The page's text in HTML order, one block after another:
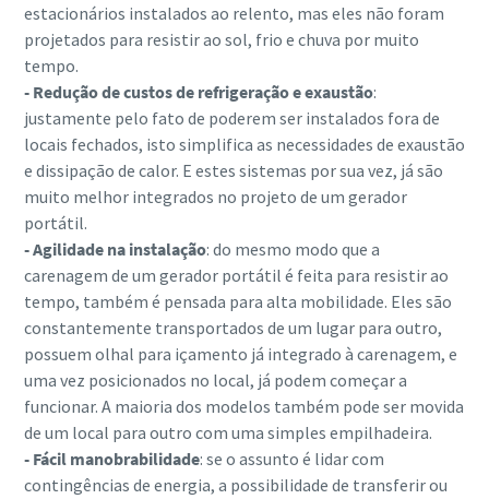
estacionários instalados ao relento, mas eles não foram
projetados para resistir ao sol, frio e chuva por muito
tempo.
- Redução de custos de refrigeração e exaustão:
justamente pelo fato de poderem ser instalados fora de
locais fechados, isto simplifica as necessidades de exaustão
e dissipação de calor. E estes sistemas por sua vez, já são
muito melhor integrados no projeto de um gerador
portátil.
- Agilidade na instalação: do mesmo modo que a
carenagem de um gerador portátil é feita para resistir ao
tempo, também é pensada para alta mobilidade. Eles são
constantemente transportados de um lugar para outro,
possuem olhal para içamento já integrado à carenagem, e
uma vez posicionados no local, já podem começar a
funcionar. A maioria dos modelos também pode ser movida
de um local para outro com uma simples empilhadeira.
- Fácil manobrabilidade: se o assunto é lidar com
contingências de energia, a possibilidade de transferir ou